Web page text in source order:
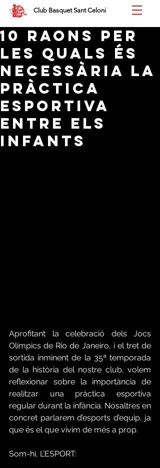
Club Basquet Sant Celoni
10 RAONS PER
LES QUALS ÉS
NECESSÀRIA LA
PRÀCTICA
ESPORTIVA
ENTRE ELS
INFANTS
Aprofitant la celebració dels Jocs
Olímpics de Rio de Janeiro, i el tret de
sortida inminent de la 35ª temporada
de la història del nostre club, volem
reflexionar sobre la importància de
realitzar una pràctica esportiva
regular durant la infància. Nosaltres en
concret parlarem d’esports d’equip, ja
que és el que vivim de més a prop.
Som-hi, L’ESPORT: